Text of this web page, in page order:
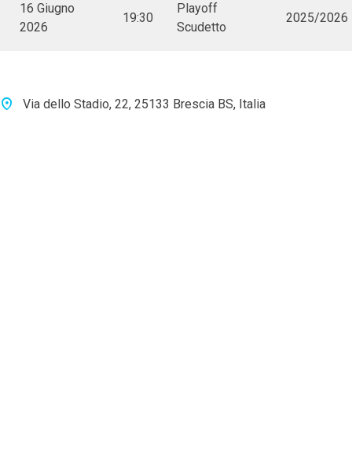
16 Giugno
2026
19:30
Playoff
Scudetto
2025/2026
Via dello Stadio, 22, 25133 Brescia BS, Italia